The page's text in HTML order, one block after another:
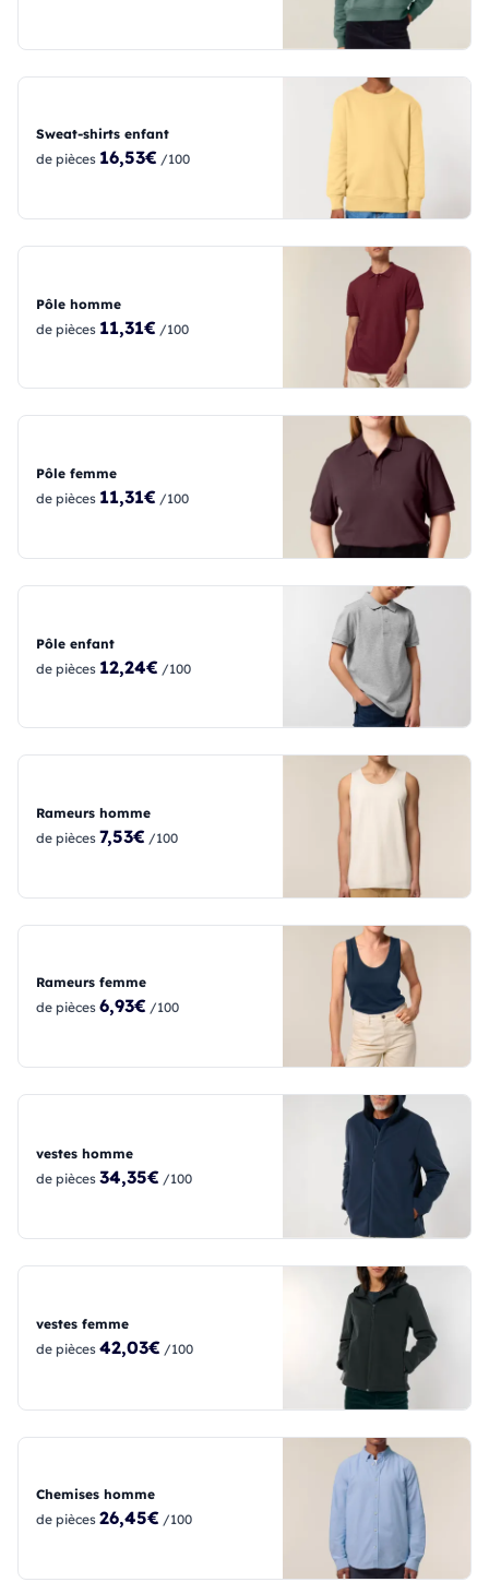
Sweat-shirts enfant
de pièces 16,53€ /100
Pôle homme
de pièces 11,31€ /100
Pôle femme
de pièces 11,31€ /100
Pôle enfant
de pièces 12,24€ /100
Rameurs homme
de pièces 7,53€ /100
Rameurs femme
de pièces 6,93€ /100
vestes homme
de pièces 34,35€ /100
vestes femme
de pièces 42,03€ /100
Chemises homme
de pièces 26,45€ /100